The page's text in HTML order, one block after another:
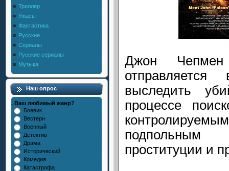
Триллер
Ужасы
Фантастика
Русские
Сериалы
Русские сериалы
Музыка
Наш опрос
. Ваш любимый жанр?
Боевик
Вестерн
Военный
Детектив
Драма
Исторический
Комедия
Катастрофа
Джон
выследить
процессе
подпольным
проституции и